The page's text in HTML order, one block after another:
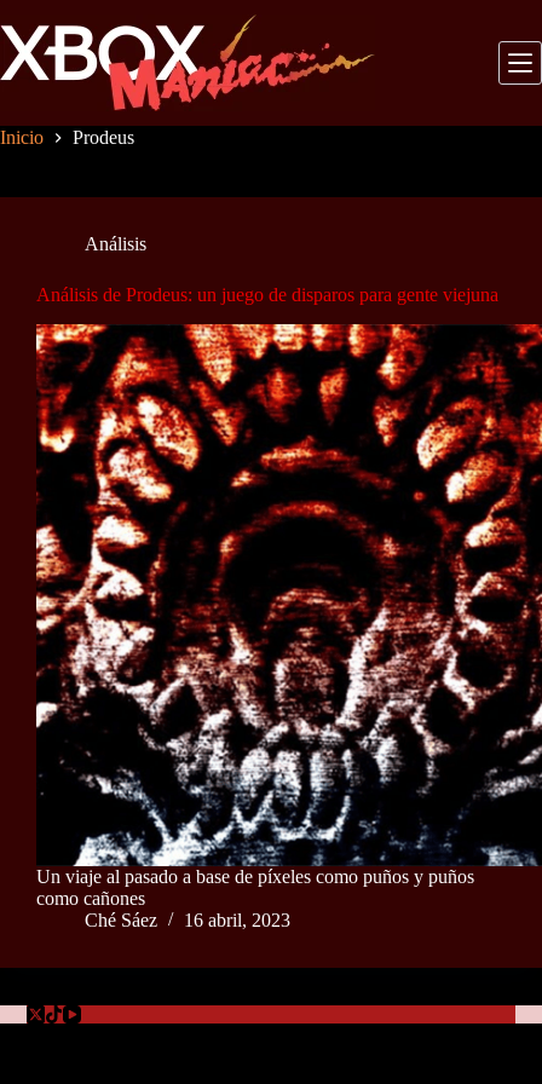
al
contenido
Inicio Prodeus
Análisis
Análisis de Prodeus: un juego de disparos para gente viejuna
Un viaje al pasado a base de píxeles como puños y puños
como cañones
Ché Sáez
16 abril, 2023